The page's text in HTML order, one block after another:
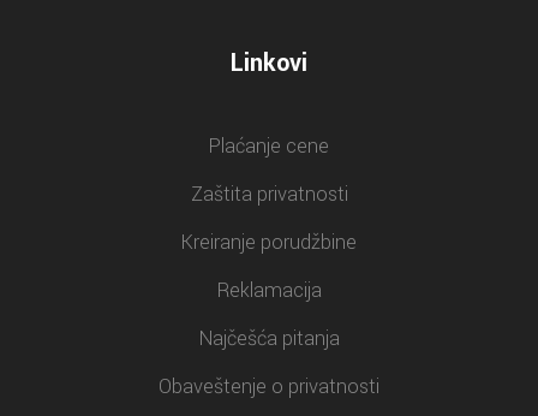
Linkovi
Plaćanje cene
Zaštita privatnosti
Kreiranje porudžbine
Reklamacija
Najčešća pitanja
Obaveštenje o privatnosti